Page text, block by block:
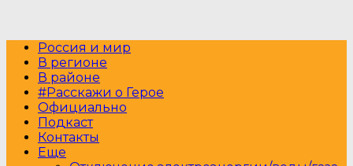
Россия и мир
В регионе
В районе
#Расскажи о Герое
Официально
Подкаст
Контакты
Еще